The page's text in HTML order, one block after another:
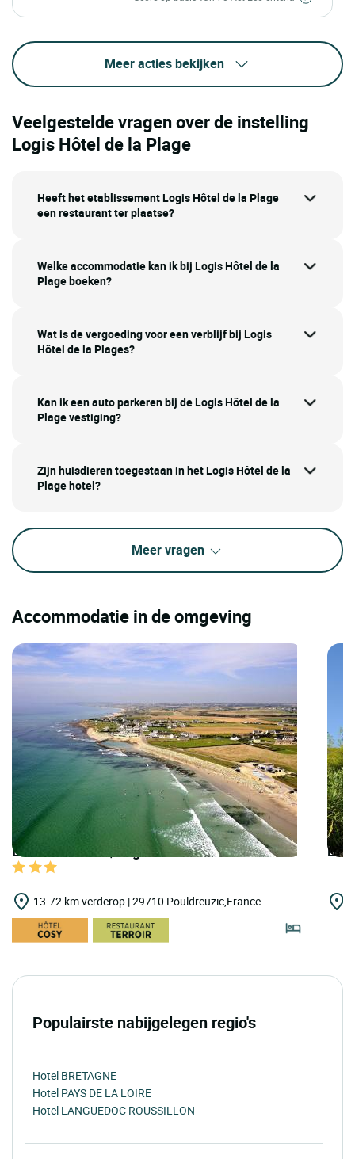
Meer acties bekijken
Veelgestelde vragen over de instelling
Logis Hôtel de la Plage
Heeft het etablissement Logis Hôtel de la Plage
een restaurant ter plaatse?
Welke accommodatie kan ik bij Logis Hôtel de la
Plage boeken?
Wat is de vergoeding voor een verblijf bij Logis
Hôtel de la Plages?
Kan ik een auto parkeren bij de Logis Hôtel de la
Plage vestiging?
Zijn huisdieren toegestaan in het Logis Hôtel de la
Plage hotel?
Meer vragen
Accommodatie in de omgeving
LOGIS HOTELS | Logis Hôtel Breiz-Armor
13.72 km verderop | 29710 Pouldreuzic,France
Populairste nabijgelegen regio's
Hotel BRETAGNE
Hotel PAYS DE LA LOIRE
Hotel LANGUEDOC ROUSSILLON